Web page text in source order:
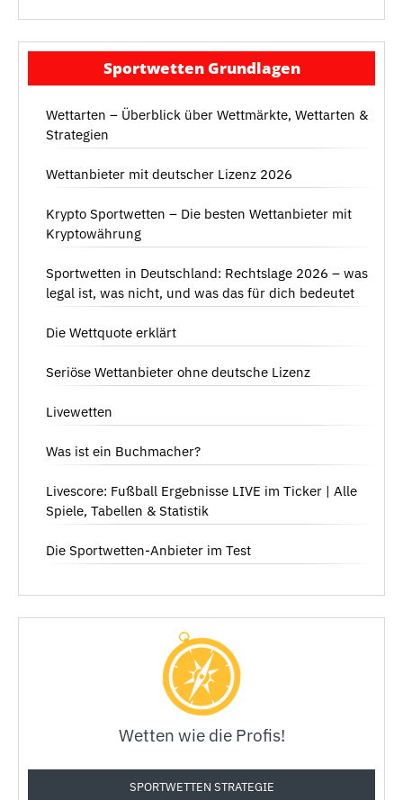
Sportwetten Grundlagen
Wettarten – Überblick über Wettmärkte, Wettarten &
Strategien
Wettanbieter mit deutscher Lizenz 2026
Krypto Sportwetten – Die besten Wettanbieter mit
Kryptowährung
Sportwetten in Deutschland: Rechtslage 2026 – was
legal ist, was nicht, und was das für dich bedeutet
Die Wettquote erklärt
Seriöse Wettanbieter ohne deutsche Lizenz
Livewetten
Was ist ein Buchmacher?
Livescore: Fußball Ergebnisse LIVE im Ticker | Alle
Spiele, Tabellen & Statistik
Die Sportwetten-Anbieter im Test
Wetten wie die Profis!
SPORTWETTEN STRATEGIE